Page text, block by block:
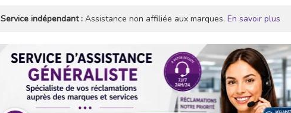
Service indépendant : Assistance non affiliée aux marques. En savoir plus